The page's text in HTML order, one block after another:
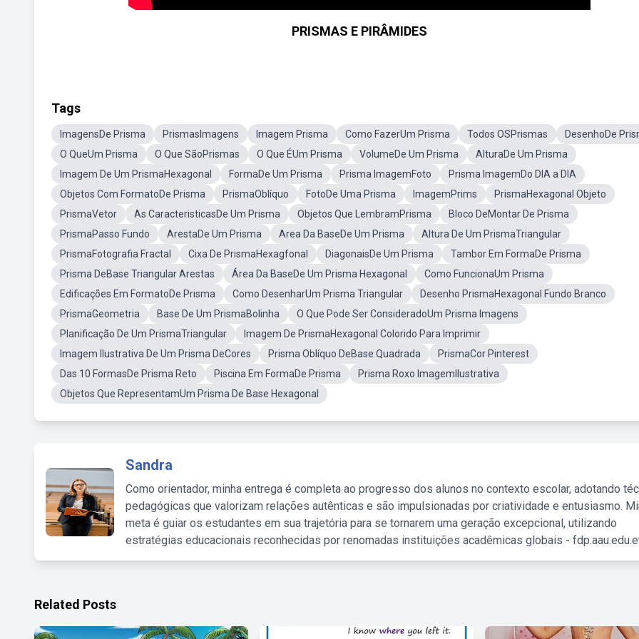
PRISMAS E PIRÂMIDES
Tags
ImagensDe Prisma PrismasImagens Imagem Prisma Como FazerUm Prisma Todos OSPrismas
DesenhoDe
O QueUm Prisma
O Que SãoPrismas O Que ÉUm Prisma VolumeDe Um Prisma
AlturaDe Um Prisma
Imagem De Um PrismaHexagonal
FormaDe Um Prisma Prisma ImagemFoto
Prisma ImagemDo DIA a DIA
Objetos Com FormatoDe Prisma
PrismaOblíquo FotoDe Uma Prisma ImagemPrims
PrismaHexagonal Objeto
PrismaVetor
As CaracteristicasDe Um Prisma Objetos Que LembramPrisma
Bloco DeMontar De Prisma
PrismaPasso Fundo
ArestaDe Um Prisma Area Da BaseDe Um Prisma
Altura De Um PrismaTriangular
PrismaFotografia Fractal
Cixa De PrismaHexagfonal DiagonaisDe Um Prisma
Tambor Em FormaDe Prisma
Prisma DeBase Triangular Arestas
Área Da BaseDe Um Prisma Hexagonal
Como FuncionaUm Prisma
Edificações Em FormatoDe Prisma
Como DesenharUm Prisma Triangular
Desenho PrismaHexagonal Fundo Branco
PrismaGeometria
Base De Um PrismaBolinha
O Que Pode Ser ConsideradoUm Prisma Imagens
Planificação De Um PrismaTriangular
Imagem De PrismaHexagonal Colorido Para Imprimir
Imagem Ilustrativa De Um Prisma DeCores
Prisma Oblíquo DeBase Quadrada
PrismaCor Pinterest
Das 10 FormasDe Prisma Reto
Piscina Em FormaDe Prisma
Prisma Roxo ImagemIlustrativa
Objetos Que RepresentamUm Prisma De Base Hexagonal
Sandra
Como orientador, minha entrega é completa ao progresso dos alunos no contexto escolar, adotando
pedagógicas que valorizam relações autênticas e são impulsionadas por criatividade e entusiasmo.
meta é guiar os estudantes em sua trajetória para se tornarem uma geração excepcional, utilizando
estratégias educacionais reconhecidas por renomadas instituições acadêmicas globais -
Related Posts